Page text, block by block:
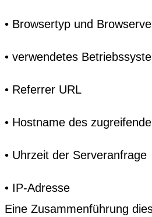
• Browsertyp und
• verwendetes
• Referrer URL
• Hostname des
• Uhrzeit der Serveranfrage
• IP-Adresse
Eine Zusammenführung